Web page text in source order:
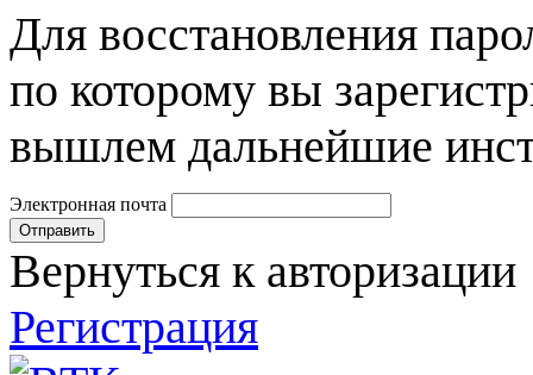
Для восстановления
по которому вы
вышлем дальнейшие
Электронная почта
Вернуться к авторизации
Регистрация